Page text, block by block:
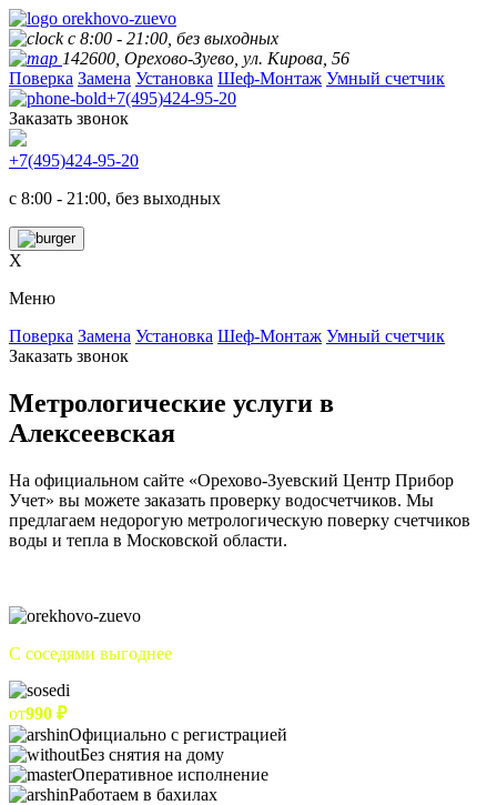
с 8:00 - 21:00, без выходных
142600, Орехово-Зуево, ул. Кирова, 56
Поверка Замена Установка Шеф-Монтаж Умный счетчик
+7(495)424-95-20
Заказать звонок
+7(495)424-95-20
с 8:00 - 21:00, без выходных
X
Меню
Поверка Замена Установка Шеф-Монтаж Умный счетчик
Заказать звонок
Метрологические услуги в
Алексеевская
На официальном сайте «Орехово-Зуевский Центр Прибор
Учет» вы можете заказать проверку водосчетчиков. Мы
предлагаем недорогую метрологическую поверку счетчиков
воды и тепла в Московской области.
С соседями выгоднее
от990 ₽
Официально с регистрацией
Без снятия на дому
Оперативное исполнение
Работаем в бахилах